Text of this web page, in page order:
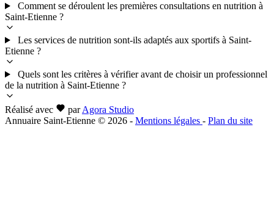
Comment se déroulent les premières consultations en nutrition à
Saint-Etienne ?
Les services de nutrition sont-ils adaptés aux sportifs à Saint-
Etienne ?
Quels sont les critères à vérifier avant de choisir un professionnel
de la nutrition à Saint-Etienne ?
Réalisé avec par Agora Studio
Annuaire Saint-Etienne © 2026 - Mentions légales - Plan du site